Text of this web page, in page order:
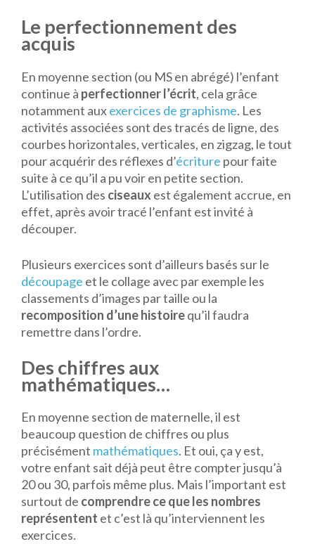
Le perfectionnement des
acquis
En moyenne section (ou MS en abrégé) l’enfant
continue à perfectionner l’écrit, cela grâce
notamment auxexercices de graphisme. Les
activités associées sont des tracés de ligne, des
courbes horizontales, verticales, en zigzag, le tout
pour acquérir des réflexes d’écriture pour faite
suite à ce qu’il a pu voir en petite section.
L’utilisation des ciseaux est également accrue, en
effet, après avoir tracé l’enfant est invité à
découper.
Plusieurs exercices sont d’ailleurs basés sur le
découpage et le collage avec par exemple les
classements d’images par taille ou la
recomposition d’une histoirequ’il faudra
remettre dans l’ordre.
Des chiffres aux
mathématiques…
En moyenne section de maternelle, il est
beaucoup question de chiffres ou plus
précisément mathématiques. Et oui, ça y est,
votre enfant sait déjà peut être compter jusqu’à
20 ou 30, parfois même plus. Mais l’important est
surtout de comprendre ce que les nombres
représentent et c’est là qu’interviennent les
exercices.